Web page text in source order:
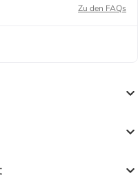
Zu den FAQs